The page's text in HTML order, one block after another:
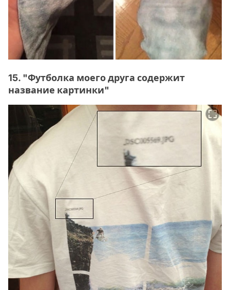
15. "Футболка моего друга содержит
название картинки"